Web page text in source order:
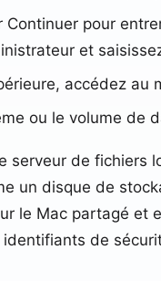
Continuer pour
et
accédez au
ou le volume de
serveur de
un disque de
le Mac partagé et
identifiants de